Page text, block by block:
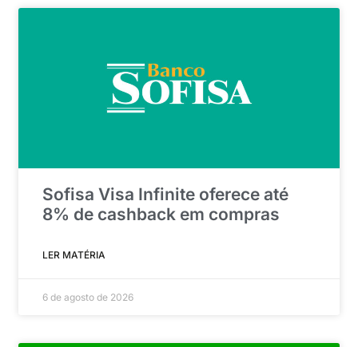
Sofisa Visa Infinite oferece até
8% de cashback em compras
LER MATÉRIA
6 de agosto de 2026